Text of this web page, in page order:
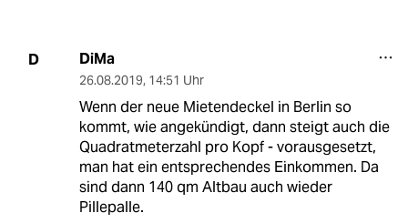
D DiMa
26.08.2019, 14:51 Uhr
Wenn der neue Mietendeckel in Berlin so
kommt, wie angekündigt, dann steigt auch die
Quadratmeterzahl pro Kopf - vorausgesetzt,
man hat ein entsprechendes Einkommen. Da
sind dann 140 qm Altbau auch wieder
Pillepalle.